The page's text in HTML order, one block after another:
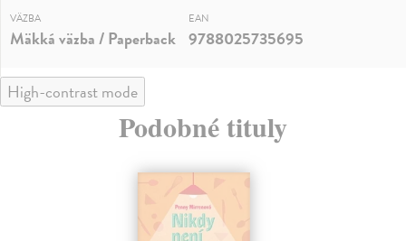
VÄZBA
Mäkká väzba / Paperback
EAN
9788025735695
High-contrast mode
Podobné tituly